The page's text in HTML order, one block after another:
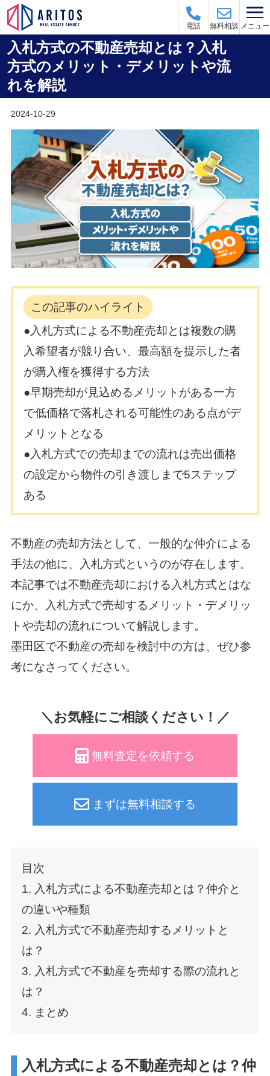
電話 無料相談 メニュー
入札方式の不動産売却とは？入札
方式のメリット・デメリットや流
れを解説
2024-10-29
この記事のハイライト
●入札方式による不動産売却とは複数の購
入希望者が競り合い、最高額を提示した者
が購入権を獲得する方法
●早期売却が見込めるメリットがある一方
で低価格で落札される可能性のある点がデ
メリットとなる
●入札方式での売却までの流れは売出価格
の設定から物件の引き渡しまで5ステップ
ある
不動産の売却方法として、一般的な仲介による
手法の他に、入札方式というのが存在します。
本記事では不動産売却における入札方式とはな
にか、入札方式で売却するメリット・デメリッ
トや売却の流れについて解説します。
墨田区で不動産の売却を検討中の方は、ぜひ参
考になさってください。
＼お気軽にご相談ください！／
無料査定を依頼する
まずは無料相談する
目次
1. 入札方式による不動産売却とは？仲介と
の違いや種類
2. 入札方式で不動産売却するメリットと
は？
3. 入札方式で不動産を売却する際の流れと
は？
4. まとめ
入札方式による不動産売却とは？仲